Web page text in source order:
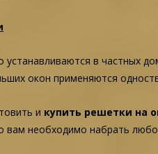
в частных
окон применяются
и купить решетки на
вам необходимо набрать